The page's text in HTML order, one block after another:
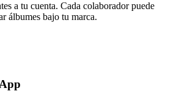
a tu cuenta. Cada colaborador puede
álbumes bajo tu marca.